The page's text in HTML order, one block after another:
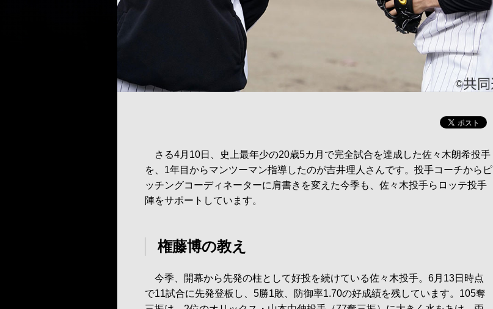
さる4月10日、史上最年少の20歳5カ月で完全試合を達成した佐々木朗希投手
を、1年目からマンツーマン指導したのが吉井理人さんです。投手コーチからピ
ッチングコーディネーターに肩書きを変えた今季も、佐々木投手らロッテ投手
陣をサポートしています。
権藤博の教え
今季、開幕から先発の柱として好投を続けている佐々木投手。6月13日時点
で11試合に先発登板し、5勝1敗、防御率1.70の好成績を残しています。105奪